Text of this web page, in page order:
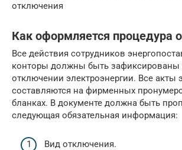
отключения
Как оформляется процедура
Все действия сотрудников
конторы должны быть зафиксированы
отключении электроэнергии. Все акты
составляются на фирменных
бланках. В документе должна быть
следующая обязательная информация:
Вид отключения.